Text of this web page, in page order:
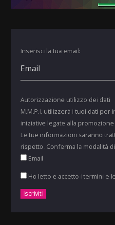
Inserisci la tua email:
Autorizzazione utilizzo dei dati
M.M.P.I. utilizzerà i tuoi dati
iniziative legate alla
Le tue informazioni saranno
rispetto. Conferma la modalità
Email
Ho letto e accetto i termini e